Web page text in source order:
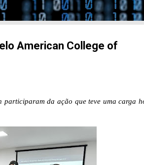
American College of
da ação que teve uma carga